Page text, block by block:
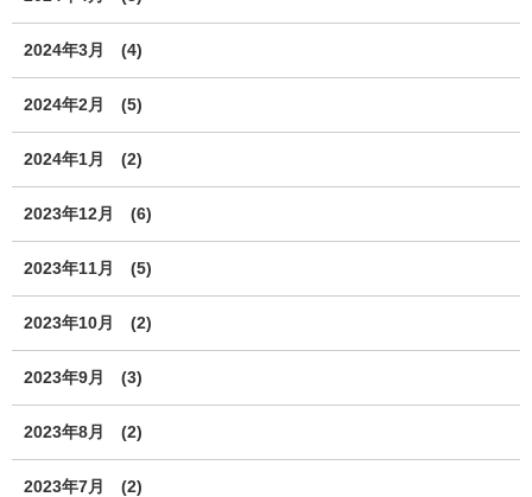
2024年3月 (4)
2024年2月 (5)
2024年1月 (2)
2023年12月 (6)
2023年11月 (5)
2023年10月 (2)
2023年9月 (3)
2023年8月 (2)
2023年7月 (2)